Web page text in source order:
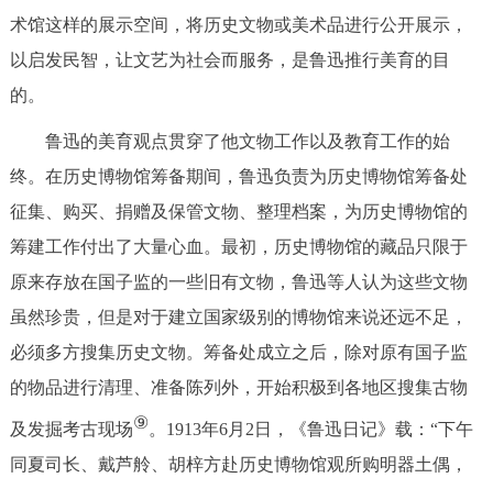
术馆这样的展示空间，将历史文物或美术品进行公开展示，
以启发民智，让文艺为社会而服务，是鲁迅推行美育的目
的。
鲁迅的美育观点贯穿了他文物工作以及教育工作的始
终。在历史博物馆筹备期间，鲁迅负责为历史博物馆筹备处
征集、购买、捐赠及保管文物、整理档案，为历史博物馆的
筹建工作付出了大量心血。最初，历史博物馆的藏品只限于
原来存放在国子监的一些旧有文物，鲁迅等人认为这些文物
虽然珍贵，但是对于建立国家级别的博物馆来说还远不足，
必须多方搜集历史文物。筹备处成立之后，除对原有国子监
的物品进行清理、准备陈列外，开始积极到各地区搜集古物
及发掘考古现场⑨。1913年6月2日，《鲁迅日记》载：“下午
同夏司长、戴芦舲、胡梓方赴历史博物馆观所购明器土偶，